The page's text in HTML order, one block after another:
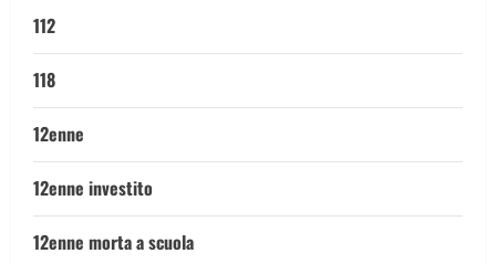
112
118
12enne
12enne investito
12enne morta a scuola